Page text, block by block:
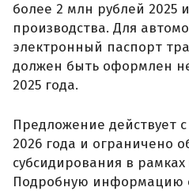
более 2 млн рублей 2025
производства. Для
электронный паспорт
должен быть оформлен
2025 года.
Предложение действует с
2026 года и ограничено
субсидирования в
Подробную информацию